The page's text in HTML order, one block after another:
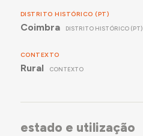
DISTRITO HISTÓRICO (PT)
Coimbra DISTRITO HISTÓRICO (PT)
CONTEXTO
Rural CONTEXTO
estado e utilização